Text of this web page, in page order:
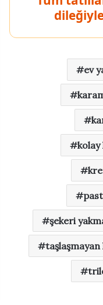
ev
kolay
şekeri